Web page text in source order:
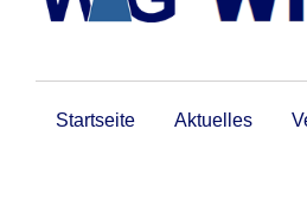
Startseite Aktuelles